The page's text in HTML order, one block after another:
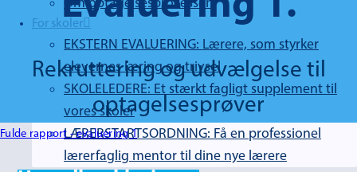
Om optagelsesprocessen
For skoler
EKSTERN EVALUERING: Lærere, som styrker
elevernes læring og trivsel
SKOLELEDERE: Et stærkt fagligt supplement til
vores skoler
LÆRERSTARTSORDNING: Få en professionel
lærerfaglig mentor til dine nye lærere
Rekruttering og udvælgelse til
optagelsesprøver
Fulde rapport - evaluering 1